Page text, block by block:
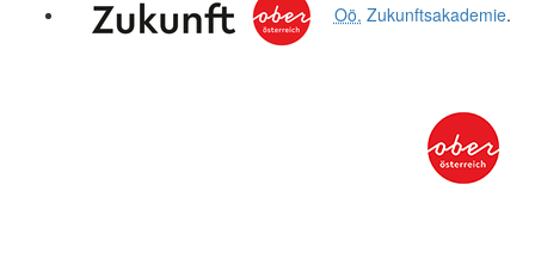
Oö. Zukunftsakademie.